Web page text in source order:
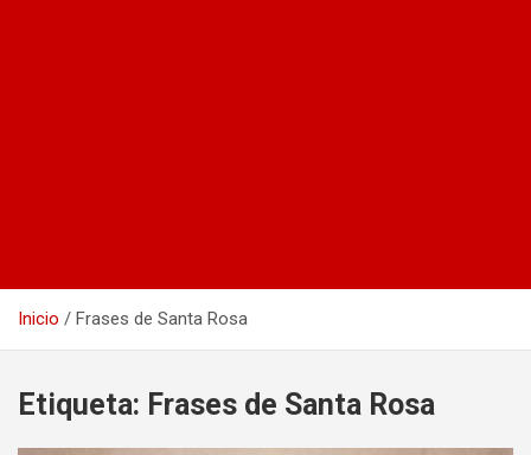
Inicio Frases de Santa Rosa
Etiqueta: Frases de Santa Rosa